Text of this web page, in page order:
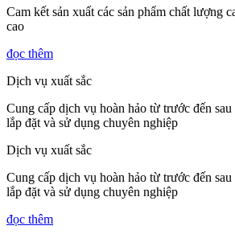
Cam kết sản xuất các sản phẩm chất lượng
cao
đọc thêm
Dịch vụ xuất sắc
Cung cấp dịch vụ hoàn hảo từ trước đến
lắp đặt và sử dụng chuyên nghiệp
Dịch vụ xuất sắc
Cung cấp dịch vụ hoàn hảo từ trước đến
lắp đặt và sử dụng chuyên nghiệp
đọc thêm